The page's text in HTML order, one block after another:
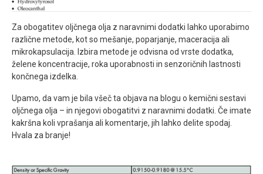
Za obogatitev oljčnega olja z naravnimi dodatki lahko uporabimo
različne metode, kot so mešanje, poparjanje, maceracija ali
mikrokapsulacija. Izbira metode je odvisna od vrste dodatka,
želene koncentracije, roka uporabnosti in senzoričnih lastnosti
končnega izdelka.
Upamo, da vam je bila všeč ta objava na blogu o kemični sestavi
oljčnega olja – in njegovi obogatitvi z naravnimi dodatki. Če imate
kakršna koli vprašanja ali komentarje, jih lahko delite spodaj.
Hvala za branje!